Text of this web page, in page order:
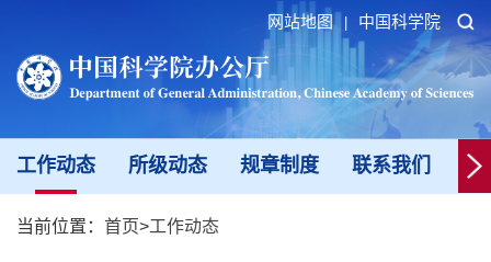
网站地图 中国科学院
工作动态 所级动态 规章制度 联系我们 新
当前位置： 首页>工作动态